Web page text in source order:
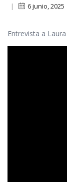
| 6 junio, 2025
Entrevista a